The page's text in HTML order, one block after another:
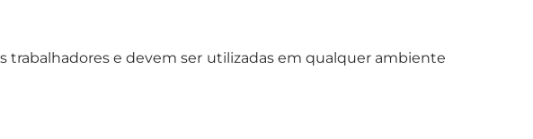
trabalhadores e devem ser utilizadas em qualquer ambiente